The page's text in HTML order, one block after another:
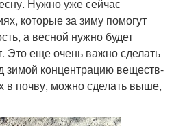
Нужно уже сейчас
которые за зиму помогут
а весной нужно будет
Это еще очень важно сделать
зимой концентрацию веществ-
в почву, можно сделать выше,